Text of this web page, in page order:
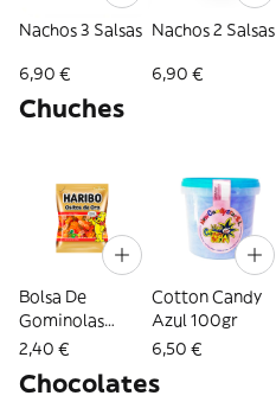
Nachos 3 Salsas
6,90 €
Nachos 2 Salsas
6,90 €
Chuches
Bolsa De
Gominolas
90/100 Gr
2,40 €
Cotton Candy
Azul 100gr
6,50 €
Chocolates